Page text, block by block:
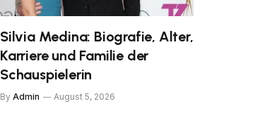
Silvia Medina: Biografie, Alter,
Karriere und Familie der
Schauspielerin
By Admin August 5, 2026